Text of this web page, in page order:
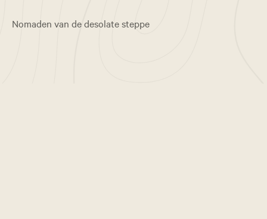
Nomaden van de desolate steppe